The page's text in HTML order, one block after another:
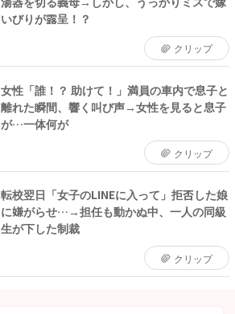
いびりが露呈！？
クリップ
女性「誰！？ 助けて！」満員の車内で息子と
離れた瞬間、響く叫び声→女性を見ると息子
が…一体何が
クリップ
転校翌日「女子のLINEに入って」拒否した娘
に嫌がらせ…→担任も動かぬ中、一人の同級
生が下した制裁
クリップ